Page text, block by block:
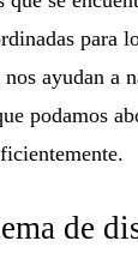
para
ayudan a
podamos
de